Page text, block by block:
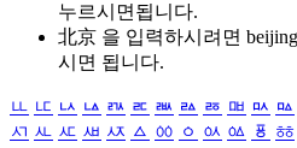
누르시면됩니다.
北京 을 입력하시려면 beijing
시면 됩니다.
ㅥ ㅦ ㅧ ㅨ ㅩ ㅪ ㅫ ㅬ ㅭ ㅮ ㅯ ㅰ
ㅺ ㅻ ㅼ ㅽ ㅾ ㅿ ㆀ ㆁ ㆂ ㆃ ㆄ ㆅ